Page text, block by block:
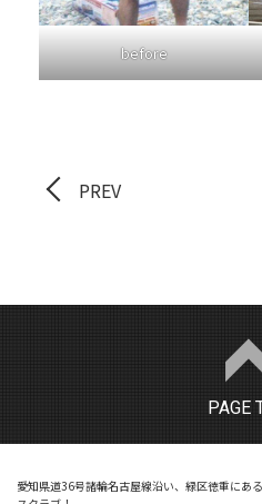
before
PREV
PAGE
愛知県道36号諸輪名古屋線沿い、緑区徳重にあ